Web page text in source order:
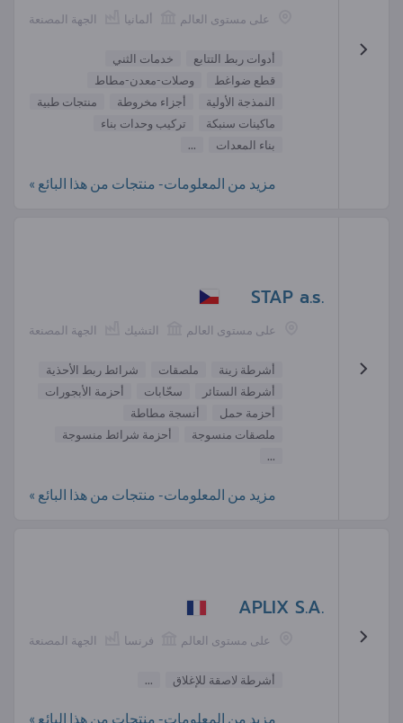
الجهة المصنعة ألمانيا على مستوى العالم
أدوات ربط التتابع
خدمات الثني
قطع ضواغط
وصلات-معدن-مطاط
النمذجة الأولية
أجزاء مخروطة
منتجات طبية
ماكينات سنبكة
تركيب وحدات بناء
بناء المعدات
...
مزيد من المعلومات- منتجات من هذا البائع »
STAP a.s.
الجهة المصنعة التشيك على مستوى العالم
أشرطة زينة ملصقات
شرائط ربط الأحذية
أشرطة الستائر
سحّابات
أحزمة الأبجورات
أحزمة حمل
أنسجة مطاطة
ملصقات منسوجة
أحزمة شرائط منسوجة
...
مزيد من المعلومات- منتجات من هذا البائع »
APLIX S.A.
الجهة المصنعة فرنسا على مستوى العالم
أشرطة لاصقة للإغلاق ...
مزيد من المعلومات- منتجات من هذا البائع »